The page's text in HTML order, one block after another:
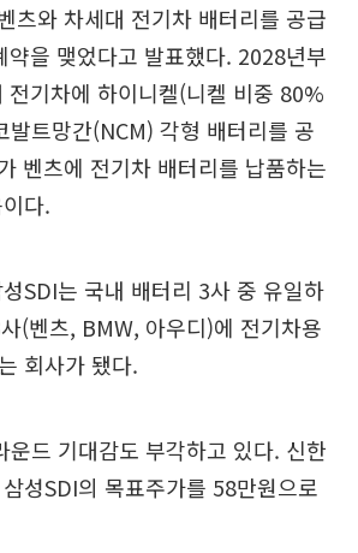
츠와 차세대 전기차 배터리를 공급
약을 맺었다고 발표했다. 2028년부
전기차에 하이니켈(니켈 비중 80%
발트망간(NCM) 각형 배터리를 공
벤츠에 전기차 배터리를 납품하는
다.
SDI는 국내 배터리 3사 중 유일하
(벤츠, BMW, 아우디)에 전기차용
회사가 됐다.
운드 기대감도 부각하고 있다. 신한
성SDI의 목표주가를 58만원으로